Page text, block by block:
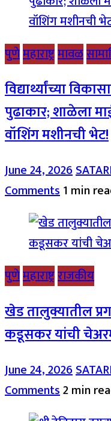
पुणेमहाराष्ट्रमावळ
विद्यार्थ्यांच्या
पुढाकार; शाळेला
वॉशिंग मशीनची भेट!
June 24, 2026
Comments1 min
पुणेमहाराष्ट्रराजकीय
खेड तालुक्यातील
कडूसकर यांची
June 24, 2026
Comments2 min